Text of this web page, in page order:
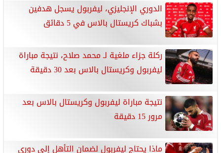
الدوري الإنجليزي، ليفربول يسجل هدفين
بشباك كريستال بالاس في 5 دقائق
ركلة جزاء ملغية لـ محمد صلاح، نتيجة مباراة
ليفربول وكريستال بالاس بعد 30 دقيقة
نتيجة مباراة ليفربول وكريستال بالاس بعد
مرور 15 دقيقة
ماذا يحتاج ليفربول لضمان التأهل إلى دوري